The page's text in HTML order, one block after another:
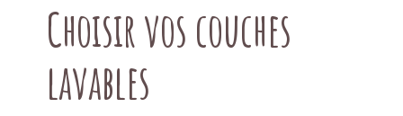
Choisir vos couches
lavables